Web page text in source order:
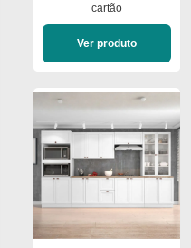
cartão
Ver produto